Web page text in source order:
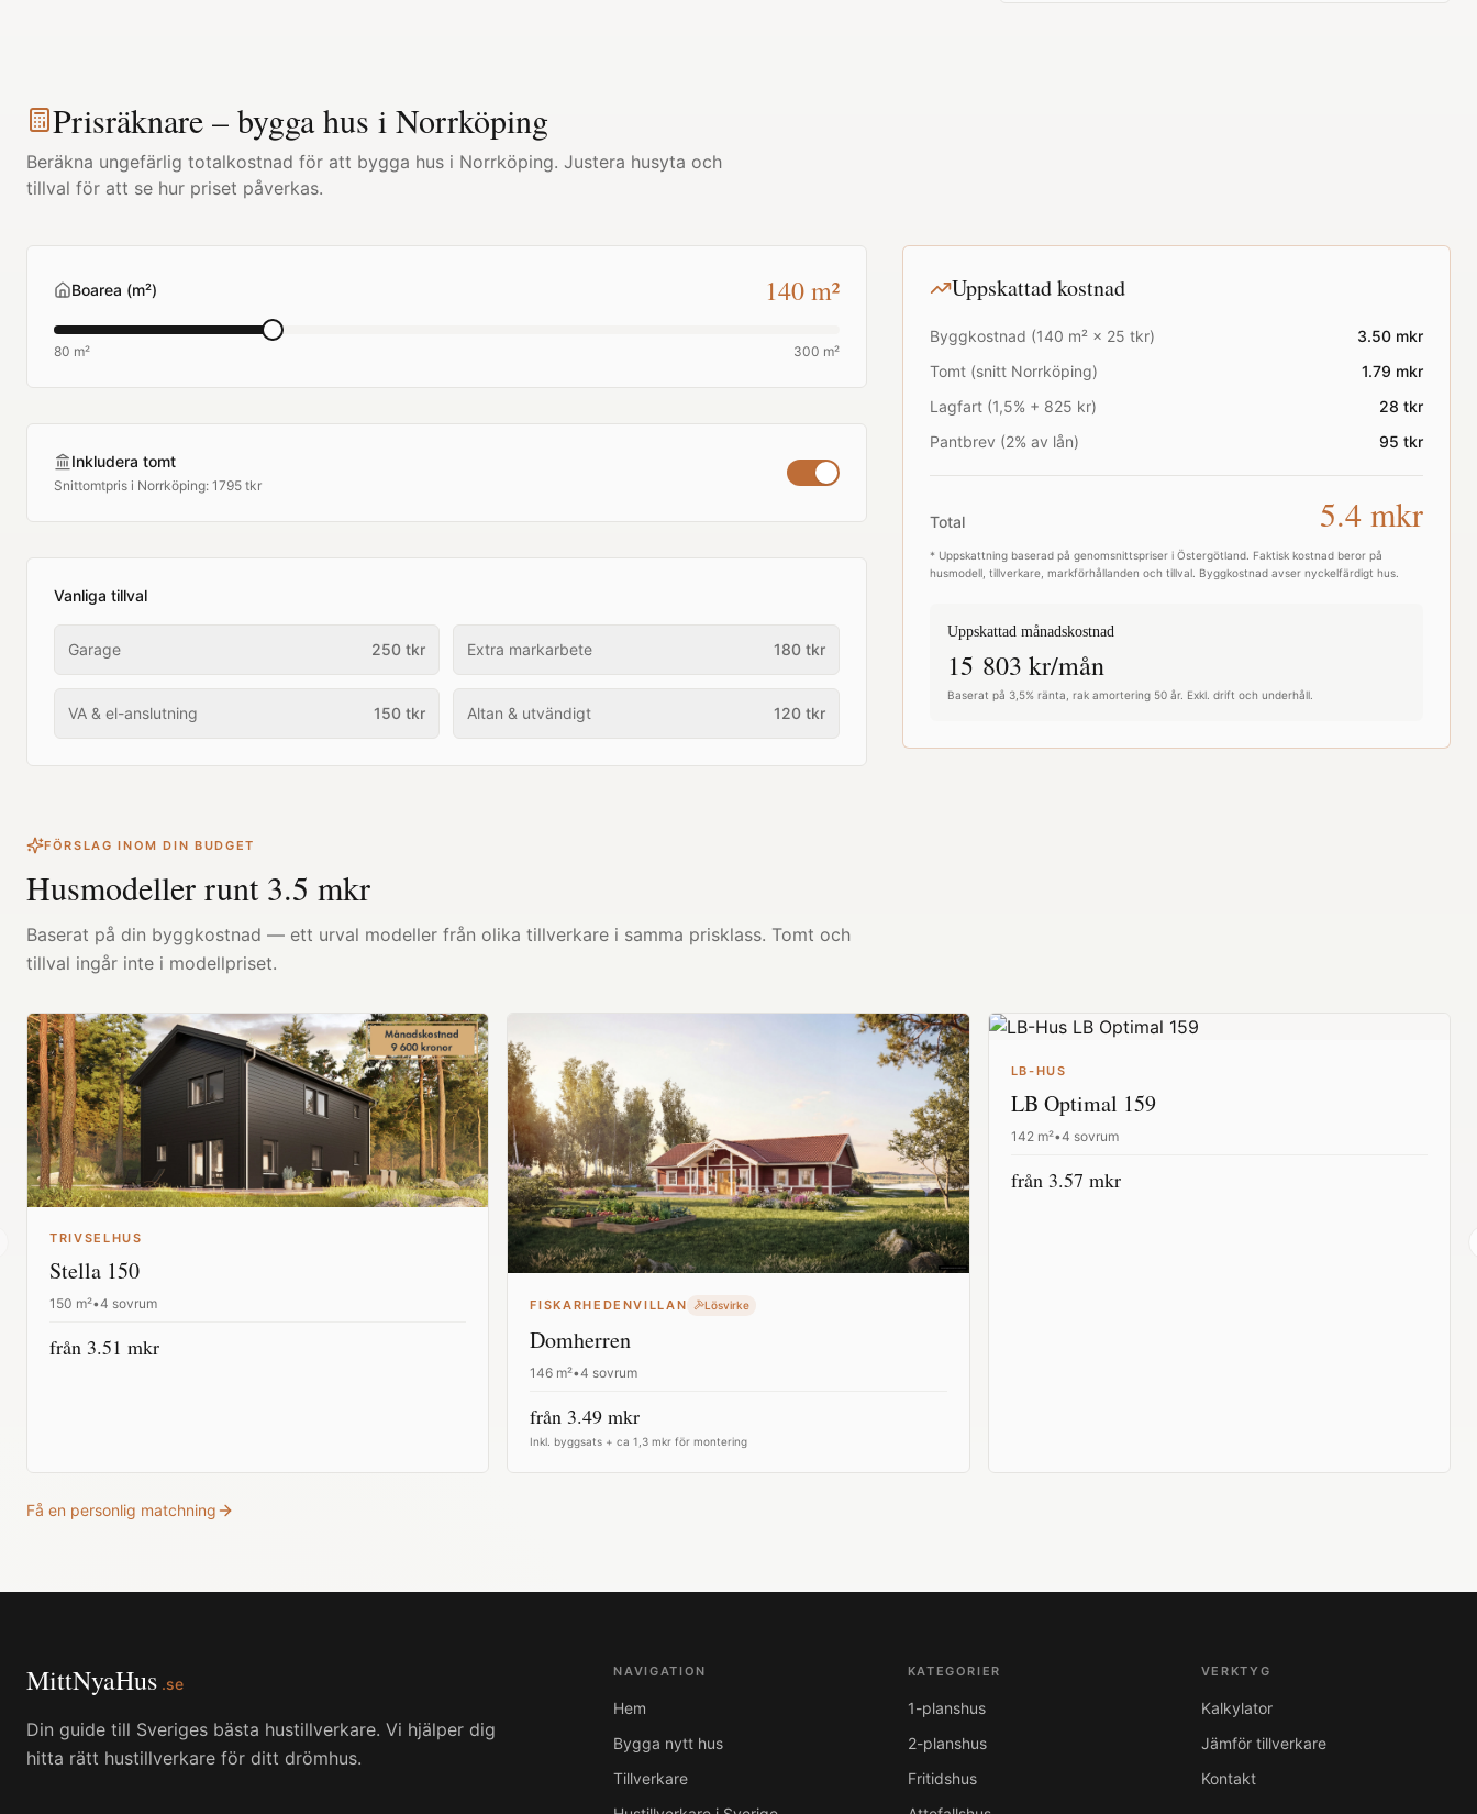
Prisräknare – bygga hus i Norrköping
Beräkna ungefärlig totalkostnad för att bygga hus i Norrköping. Justera husyta och
tillval för att se hur priset påverkas.
Boarea (m²) 140m²
80 m² 300 m²
Inkludera tomt
Snittomtpris i Norrköping: 1795 tkr
Vanliga tillval
Garage 250 tkr Extra markarbete 180tkr
VA & el-anslutning 150 tkr Altan & utvändigt 120tkr
Uppskattad kostnad
Byggkostnad (140 m² × 25 tkr) 3.50mkr
Tomt (snitt Norrköping) 1.79 mkr
Lagfart (1,5% + 825 kr)
28 tkr
Pantbrev (2% av lån)
95 tkr
Total 5.4mkr
* Uppskattning baserad på genomsnittspriser i Östergötland. Faktisk kostnad beror på
husmodell, tillverkare, markförhållanden och tillval. Byggkostnad avser nyckelfärdigt hus.
Uppskattad månadskostnad
15 803 kr/mån
Baserat på 3,5% ränta, rak amortering 50 år. Exkl. drift och underhåll.
FÖRSLAG INOM DIN BUDGET
Husmodeller runt 3.5 mkr
Baserat på din byggkostnad — ett urval modeller från olika tillverkare i samma prisklass. Tomt och
tillval ingår inte i modellpriset.
TRIVSELHUS
Stella 150
150 m²•4 sovrum
från 3.51 mkr
FISKARHEDENVILLAN Lösvirke
Domherren
146 m²•4 sovrum
från 3.49 mkr
Inkl. byggsats + ca 1,3 mkr för montering
LB-HUS
LB Optimal 159
142m²•4 sovrum
från 3.57 mkr
Få en personlig matchning
MittNyaHus .se
Din guide till Sveriges bästa hustillverkare. Vi hjälper dig
hitta rätt hustillverkare för ditt drömhus.
NAVIGATION
Hem
Bygga nytt hus
Tillverkare
KATEGORIER
1-planshus
2-planshus
Fritidshus
VERKTYG
Kalkylator
Jämför tillverkare
Kontakt